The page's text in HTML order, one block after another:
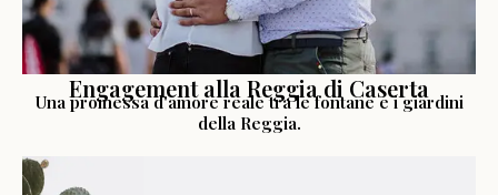
Engagement alla Reggia di Caserta
Una promessa d'amore reale tra le fontane e i giardini
della Reggia.